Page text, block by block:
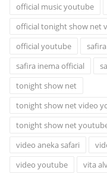
official music youtube
official tonight show net
official youtube
safira inema official
tonight show net
tonight show net video
tonight show net
video aneka safari
video youtube
vita